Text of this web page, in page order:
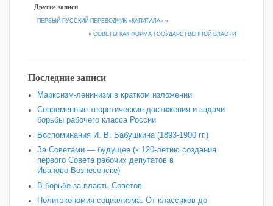
Другие записи
ПЕРВЫЙ РУССКИЙ ПЕРЕВОДЧИК «КАПИТАЛА» «
» СОВЕТЫ КАК ФОРМА ГОСУДАРСТВЕННОЙ ВЛАСТИ
Последние записи
Марксизм-ленинизм в кратком изложении
Современные теоретические достижения и задачи
борьбы рабочего класса России
Воспоминания И. В. Бабушкина (1893-1900 гг.)
За Советами — будущее (к 120‑летию создания
первого Совета рабочих депутатов в
Иваново‑Вознесенске)
В борьбе за власть Советов
Политэкономия социализма. От классиков до